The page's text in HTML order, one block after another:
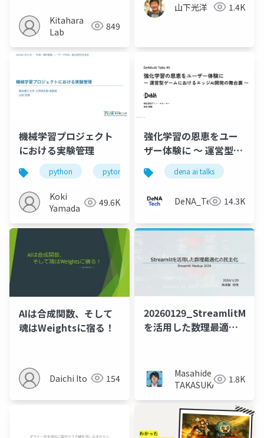
Kitahara
Lab
849
山下光洋 1.4K
機械学習プロジェクト
における実験管理
python pytorch-lightning
Koki
Yamada
49.6K
強化学習の恩恵をユー
ザー体験に 〜 運営型ゲ
ームにおけるエッジAI
開発の舞台裏
dena ai talks
DeNA_Tech 14.3K
AIは合成関数、そして
魂はWeightsに宿る！
Daichi Ito 154
を活用した数理最適化
Masahide
TAKASUKA
1.8K